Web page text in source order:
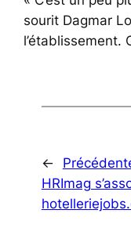
sourit Dagmar
l’établissement.
←
HRImag